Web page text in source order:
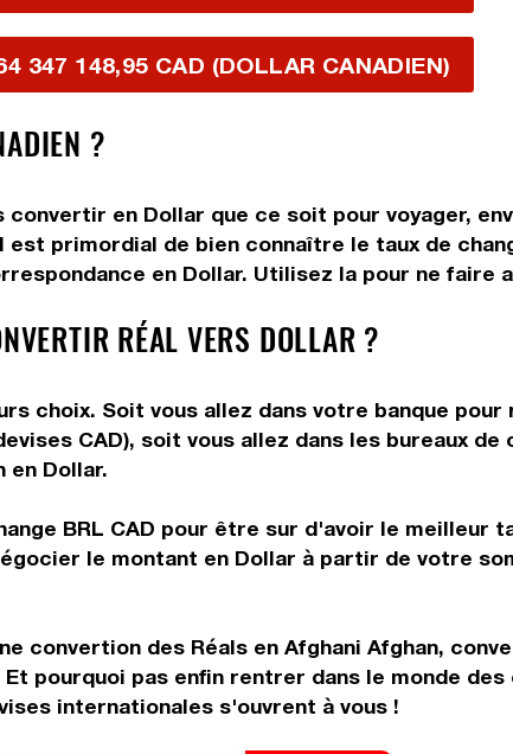
347 148,95 CAD (DOLLAR CANADIEN)
?
convertir en Dollar que ce soit pour voyager,
primordial de bien connaître le taux de
en Dollar. Utilisez la pour ne faire
RÉAL VERS DOLLAR ?
choix. Soit vous allez dans votre banque
CAD), soit vous allez dans les bureaux de
en Dollar.
BRL CAD pour être sur d'avoir le meilleur
le montant en Dollar à partir de votre
convertion des Réals en Afghani Afghan,
pourquoi pas enfin rentrer dans le monde
internationales s'ouvrent à vous !